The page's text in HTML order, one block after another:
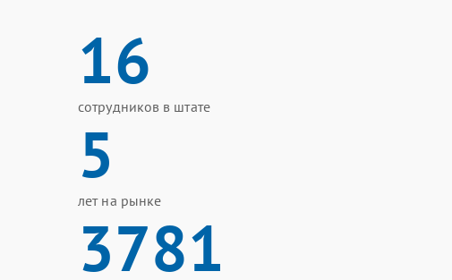
16
сотрудников в штате
5
лет на рынке
3781